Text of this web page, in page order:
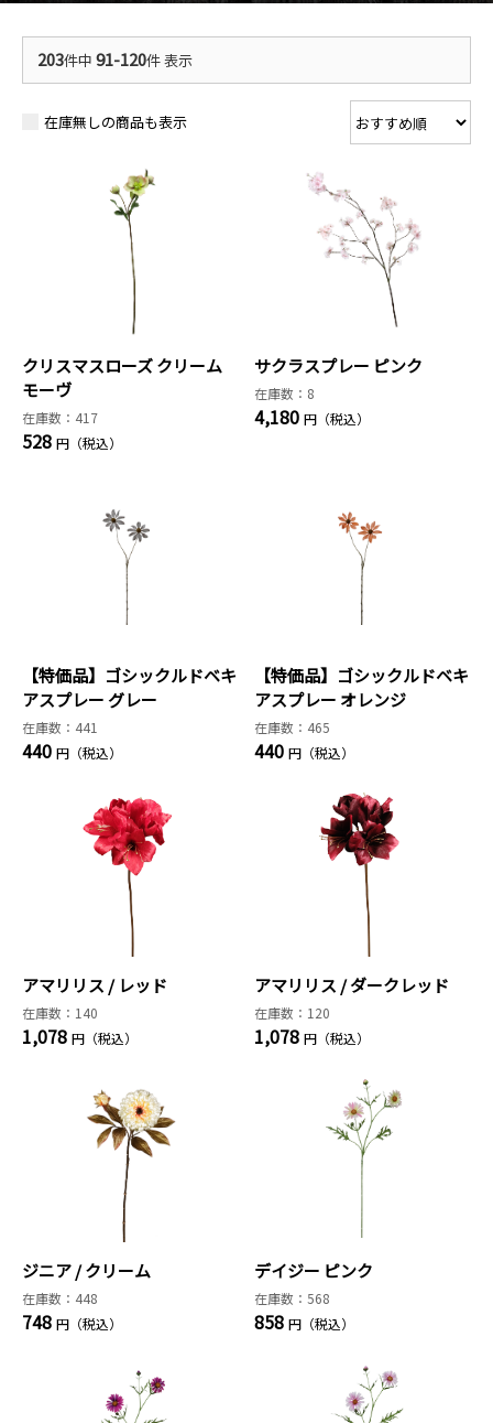
203件中 91-120件 表示
在庫無しの商品も表示
クリスマスローズ クリーム
モーヴ
在庫数：417
528 円（税込）
サクラスプレー ピンク
在庫数：8
4,180 円（税込）
【特価品】ゴシックルドベキ
アスプレー グレー
在庫数：441
440 円（税込）
【特価品】ゴシックルドベキ
アスプレー オレンジ
在庫数：465
440 円（税込）
アマリリス / レッド
在庫数：140
1,078 円（税込）
アマリリス / ダークレッド
在庫数：120
1,078 円（税込）
ジニア / クリーム
在庫数：448
748 円（税込）
デイジー ピンク
在庫数：568
858 円（税込）